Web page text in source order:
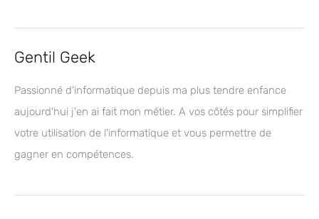
Gentil Geek
Passionné d'informatique depuis ma plus tendre enfance
aujourd'hui j'en ai fait mon métier. A vos côtés pour simplifier
votre utilisation de l'informatique et vous permettre de
gagner en compétences.